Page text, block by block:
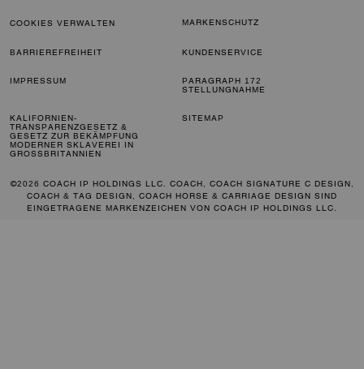
COOKIES VERWALTEN MARKENSCHUTZ
BARRIEREFREIHEIT KUNDENSERVICE
IMPRESSUM
PARAGRAPH 172
STELLUNGNAHME
KALIFORNIEN-
TRANSPARENZGESETZ &
GESETZ ZUR BEKÄMPFUNG
MODERNER SKLAVEREI IN
GROSSBRITANNIEN
SITEMAP
©2026 COACH IP HOLDINGS LLC. COACH, COACH SIGNATURE C DESIGN,
COACH & TAG DESIGN, COACH HORSE & CARRIAGE DESIGN SIND
EINGETRAGENE MARKENZEICHEN VON COACH IP HOLDINGS LLC.